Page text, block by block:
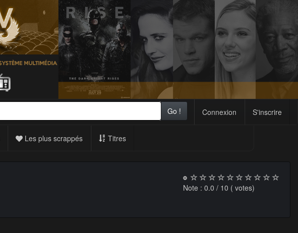
Connexion S'inscrire
Go !
Les plus scrappés Titres
Note : 0.0 / 10 ( votes)